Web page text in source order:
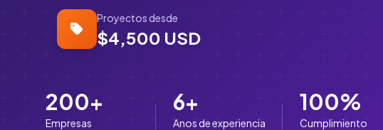
Proyectos desde
$4,500 USD
200+
Empresas
6+
Anos de experiencia
100%
Cumplimiento